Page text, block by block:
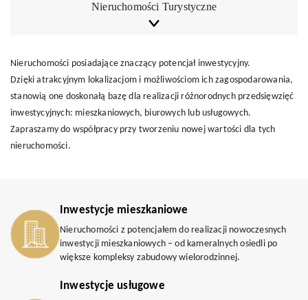
Nieruchomości Turystyczne
Nieruchomości posiadające znaczący potencjał inwestycyjny.
Dzięki atrakcyjnym lokalizacjom i możliwościom ich zagospodarowania,
stanowią one doskonałą bazę dla realizacji różnorodnych przedsięwzięć
inwestycyjnych: mieszkaniowych, biurowych lub usługowych.
Zapraszamy do współpracy przy tworzeniu nowej wartości dla tych
nieruchomości.
Inwestycje mieszkaniowe
Nieruchomości z potencjałem do realizacji nowoczesnych
inwestycji mieszkaniowych – od kameralnych osiedli po
większe kompleksy zabudowy wielorodzinnej.
Inwestycje usługowe